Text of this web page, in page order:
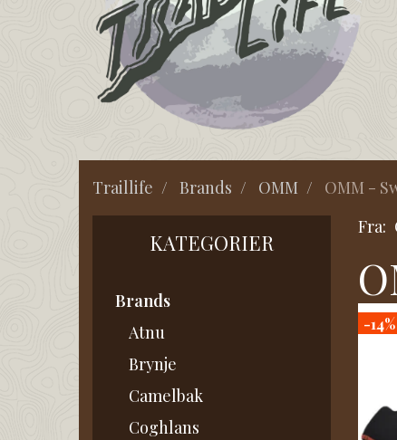
Traillife Brands OMM OMM -
KATEGORIER
Brands
Atnu
Brynje
Camelbak
Coghlans
Fra:
-14%